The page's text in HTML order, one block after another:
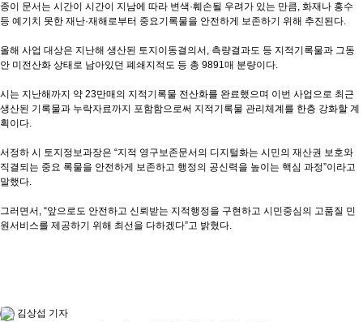
종이 문서는 시간이 시간이 지남에 따라 변색·훼손될 우려가 있는 만큼, 화재나 홍수
등 예기치 못한 재난·재해로부터 중요기록물을 안전하게 보존하기 위해 추진된다.
올해 사업 대상은 지난해 생산된 토지이동결의서, 측량결과도 등 지적기록물과 그동
안 미전산화 상태로 남아있던 폐쇄지적도 등 총 9891매 분량이다.
시는 지난해까지 약 23만매의 지적기록물 전산화를 완료했으며 이번 사업으로 최근
생산된 기록물과 누락자료까지 포함함으로써 지적기록물 관리체계를 한층 강화할 계
획이다.
서정하 시 토지정보과장은 “지적 영구보존문서의 디지털화는 시민의 재산권 보호와
직결되는 중요 록물을 안전하게 보존하고 행정의 공신력을 높이는 핵심 과정”이라고
말했다.
그러면서, “앞으로도 안전하고 신뢰받는 지적행정을 구현하고 시민중심의 고품질 민
원서비스를 제공하기 위해 최선을 다하겠다”고 밝혔다.
김상섭 기자